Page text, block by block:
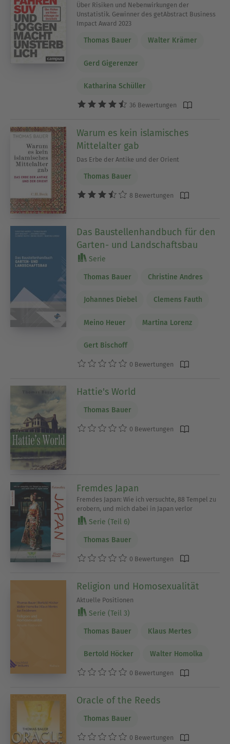
Über Risiken und Nebenwirkungen der
Unstatistik. Gewinner des getAbstract Business
Impact Award 2023
Thomas Bauer Walter Krämer
Gerd Gigerenzer
Katharina Schüller
36 Bewertungen
Warum es kein islamisches
Mittelalter gab
Das Erbe der Antike und der Orient
Thomas Bauer
8 Bewertungen
Das Baustellenhandbuch für den
Garten- und Landschaftsbau
Serie
Thomas Bauer Christine Andres
Johannes Diebel Clemens Fauth
Meino Heuer Martina Lorenz
Gert Bischoff
0 Bewertungen
Hattie's World
Thomas Bauer
0 Bewertungen
Fremdes Japan
Fremdes Japan: Wie ich versuchte, 88 Tempel zu
erobern, und mich dabei in Japan verlor
Serie (Teil 6)
Thomas Bauer
0 Bewertungen
Religion und Homosexualität
Aktuelle Positionen
Serie (Teil 3)
Thomas Bauer Klaus Mertes
Bertold Höcker Walter Homolka
0 Bewertungen
Oracle of the Reeds
Thomas Bauer
0 Bewertungen